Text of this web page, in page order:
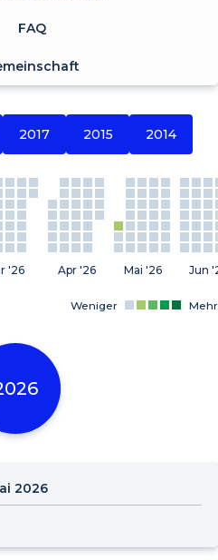
FAQ
2017 2015 2014
'26 Apr '26 Mai '26 Jun
Weniger Mehr
2026